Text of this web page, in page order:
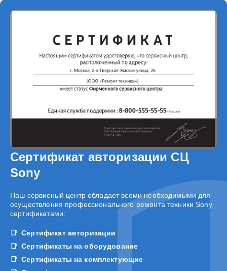
Сертификат авторизации СЦ
Sony
Наш сервисный центр обладает всеми необходимыми для
осуществления профессионального ремонта техники Sony
сертификатами:
Сертификат авторизации
Сертификаты на оборудование
Сертификаты на комплектующие